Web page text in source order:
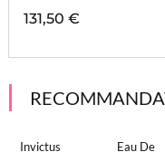
131,50 €
Invictus
Eau De